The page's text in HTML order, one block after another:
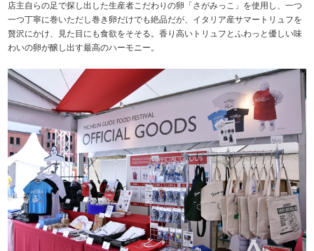
店主自らの足で探し出した生産者こだわりの卵「さがみっこ」を使用し、一つ
一つ丁寧に巻いただし巻き卵だけでも絶品だが、イタリア産サマートリュフを
贅沢にかけ、見た目にも食欲をそそる。香り高いトリュフとふわっと優しい味
わいの卵が醸し出す最高のハーモニー。